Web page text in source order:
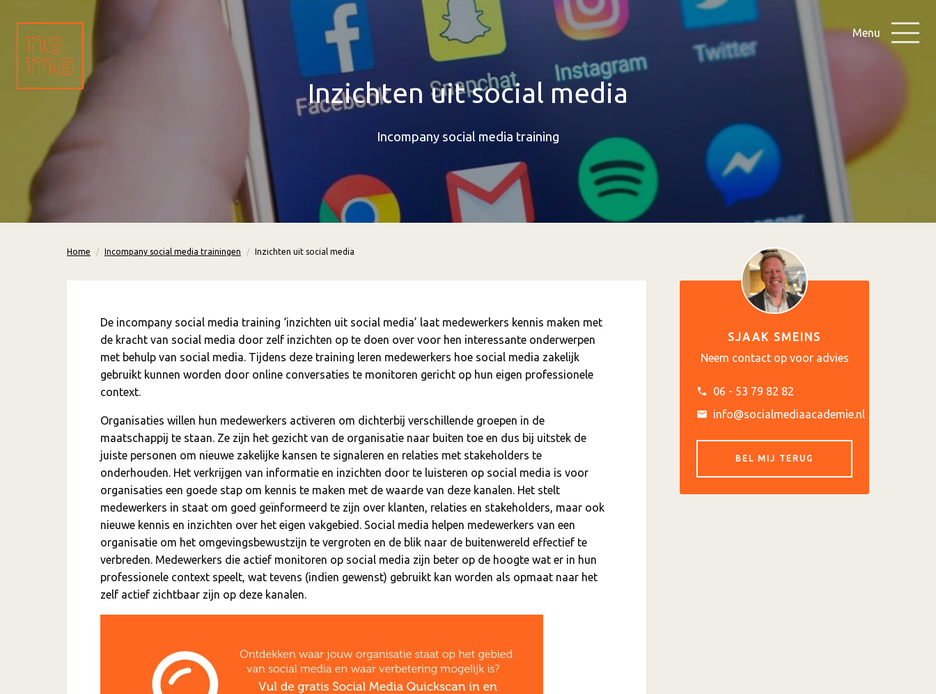
Menu
Inzichten uit social media
Incompany social media training
Home Incompany social media trainingen Inzichten uit social media
De incompany social media training ‘inzichten uit social media’ laat medewerkers kennis maken met
de kracht van social media door zelf inzichten op te doen over voor hen interessante onderwerpen
met behulp van social media. Tijdens deze training leren medewerkers hoe social media zakelijk
gebruikt kunnen worden door online conversaties te monitoren gericht op hun eigen professionele
context.
Organisaties willen hun medewerkers activeren om dichterbij verschillende groepen in de
maatschappij te staan. Ze zijn het gezicht van de organisatie naar buiten toe en dus bij uitstek de
juiste personen om nieuwe zakelijke kansen te signaleren en relaties met stakeholders te
onderhouden. Het verkrijgen van informatie en inzichten door te luisteren op social media is voor
organisaties een goede stap om kennis te maken met de waarde van deze kanalen. Het stelt
medewerkers in staat om goed geïnformeerd te zijn over klanten, relaties en stakeholders, maar ook
nieuwe kennis en inzichten over het eigen vakgebied. Social media helpen medewerkers van een
organisatie om het omgevingsbewustzijn te vergroten en de blik naar de buitenwereld effectief te
verbreden. Medewerkers die actief monitoren op social media zijn beter op de hoogte wat er in hun
professionele context speelt, wat tevens (indien gewenst) gebruikt kan worden als opmaat naar het
zelf actief zichtbaar zijn op deze kanalen.
SJAAK SMEINS
Neem contact op voor advies
06 - 53 79 82 82
info@socialmediaacademie.nl
BEL MIJ TERUG